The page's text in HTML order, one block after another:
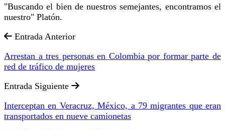
"Buscando el bien de nuestros semejantes, encontramos el
nuestro" Platón.
Entrada Anterior
Arrestan a tres personas en Colombia por formar parte de
red de tráfico de mujeres
Entrada Siguiente
Interceptan en Veracruz, México, a 79 migrantes que eran
transportados en nueve camionetas